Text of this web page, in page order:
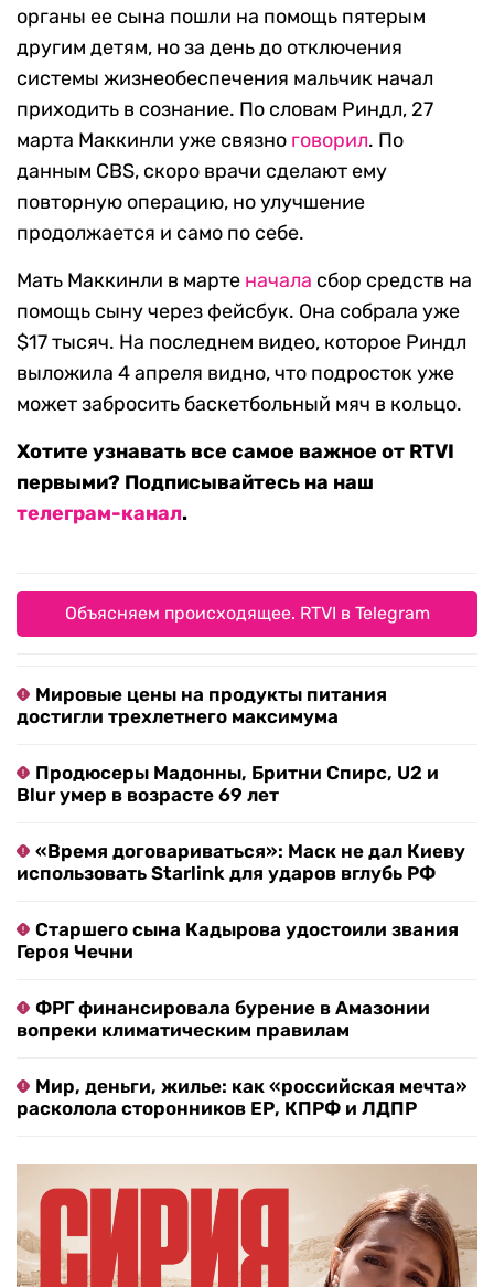
органы ее сына пошли на помощь пятерым
другим детям, но за день до отключения
системы жизнеобеспечения мальчик начал
приходить в сознание. По словам Риндл, 27
марта Маккинли уже связно говорил. По
данным CBS, скоро врачи сделают ему
повторную операцию, но улучшение
продолжается и само по себе.
Мать Маккинли в марте начала сбор средств на
помощь сыну через фейсбук. Она собрала уже
$17 тысяч. На последнем видео, которое Риндл
выложила 4 апреля видно, что подросток уже
может забросить баскетбольный мяч в кольцо.
Хотите узнавать все самое важное от RTVI
первыми? Подписывайтесь на наш
телеграм-канал.
Объясняем происходящее. RTVI в Telegram
Мировые цены на продукты питания
достигли трехлетнего максимума
Продюсеры Мадонны, Бритни Спирс, U2 и
Blur умер в возрасте 69 лет
«Время договариваться»: Маск не дал Киеву
использовать Starlink для ударов вглубь РФ
Старшего сына Кадырова удостоили звания
Героя Чечни
ФРГ финансировала бурение в Амазонии
вопреки климатическим правилам
Мир, деньги, жилье: как «российская мечта»
расколола сторонников ЕР, КПРФ и ЛДПР